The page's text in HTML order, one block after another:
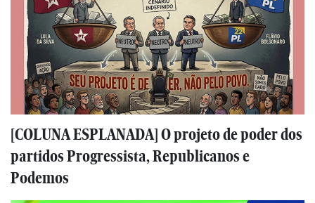
[COLUNA ESPLANADA] O projeto de poder dos
partidos Progressista, Republicanos e
Podemos